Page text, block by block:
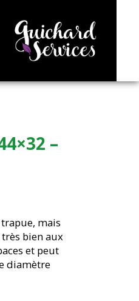
–
mais
bien aux
et peut
diamètre